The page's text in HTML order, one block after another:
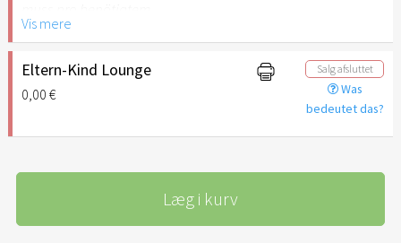
Sitzplatz ein Ticket gebucht
werden. Kleinkinder, die
ohne eigenen Sitzplatz in
der Eltern-Kind-Lounge
dabei sind, benötigen kein
Vis mere
Eltern-Kind Lounge
0,00 €
Salg afsluttet
Was
bedeutet das?
Læg i kurv